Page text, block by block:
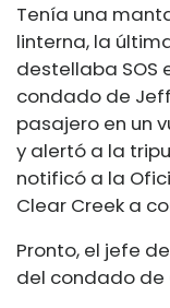
Tenía una
linterna, la
destellaba SOS
condado de
pasajero en un
y alertó a la
notificó a la
Clear Creek a
Pronto, el jefe
del condado de